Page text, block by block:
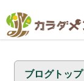
ブログトップ